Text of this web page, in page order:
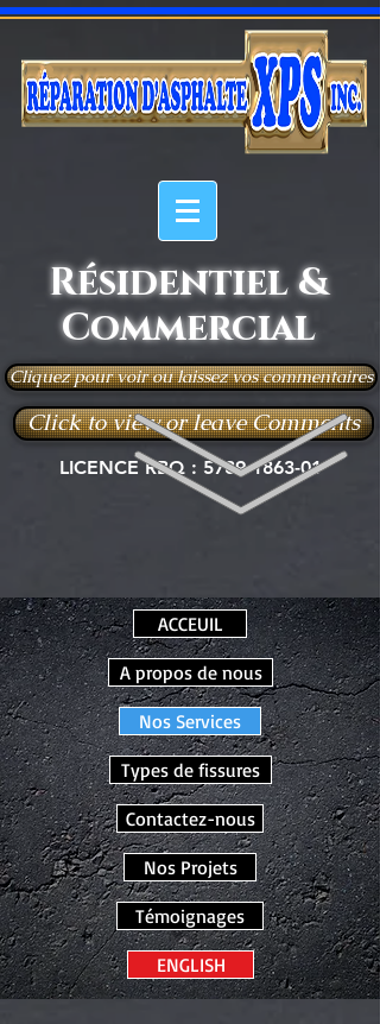
Résidentiel &
Commercial
Cliquez pour voir ou laissez vos commentaires
Click to view or leave Comments
LICENCE RBQ : 5789-1863-01
ACCEUIL
A propos de nous
Nos Services
Types de fissures
Contactez-nous
Nos Projets
Témoignages
ENGLISH